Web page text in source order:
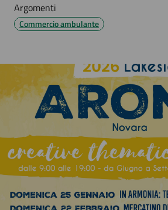
Argomenti
Commercio ambulante